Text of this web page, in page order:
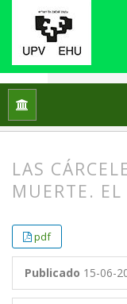
Inicio
LAS
MUERTE.
pdf
Publicado 15-06-